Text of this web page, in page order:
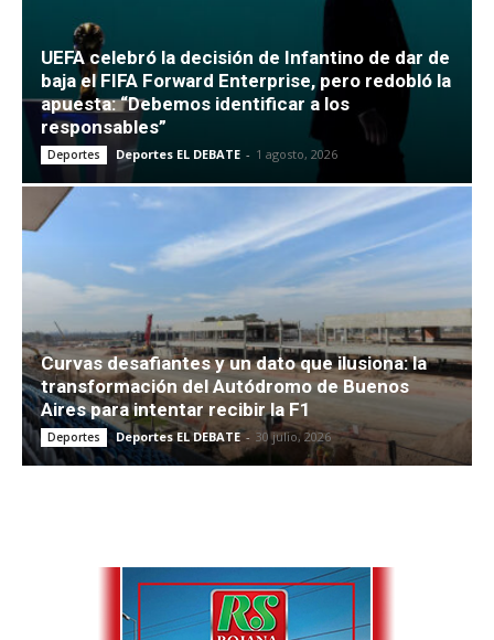
UEFA celebró la decisión de Infantino de dar de
baja el FIFA Forward Enterprise, pero redobló la
apuesta: “Debemos identificar a los
responsables”
Deportes Deportes EL DEBATE - 1 agosto, 2026
Curvas desafiantes y un dato que ilusiona: la
transformación del Autódromo de Buenos
Aires para intentar recibir la F1
Deportes Deportes EL DEBATE - 30 julio, 2026